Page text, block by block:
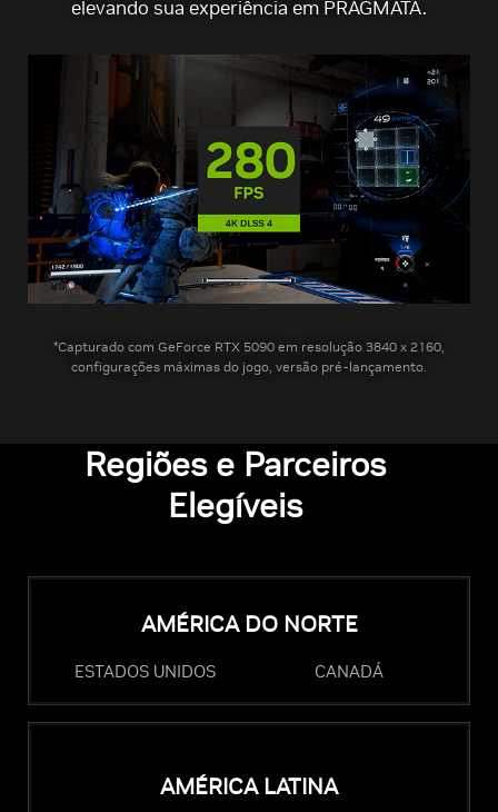
elevando sua experiência em PRAGMATA.
*Capturado com GeForce RTX 5090 em resolução 3840 x 2160,
configurações máximas do jogo, versão pré-lançamento.
Regiões e Parceiros
Elegíveis
AMÉRICA DO NORTE
ESTADOS UNIDOS CANADÁ
AMÉRICA LATINA